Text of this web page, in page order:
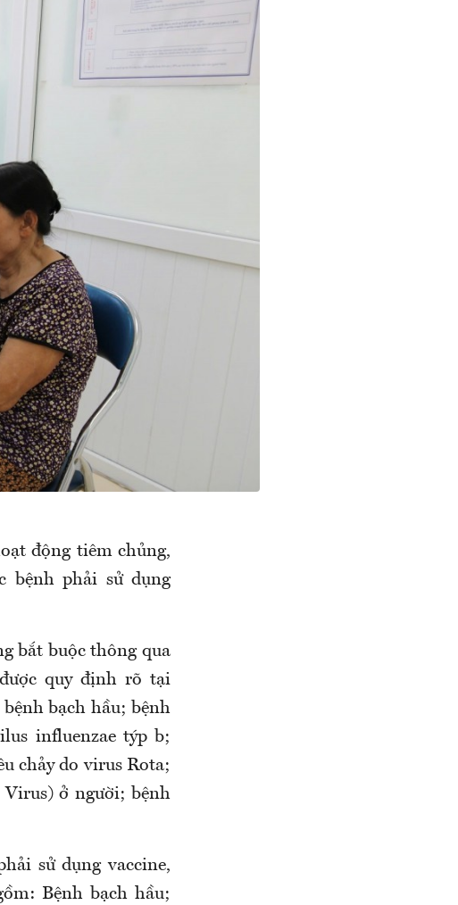
động tiêm chủng,
bệnh phải sử dụng
bắt buộc thông qua
quy định rõ tại
bạch hầu; bệnh
influenzae týp b;
chảy do virus Rota;
ở người; bệnh
sử dụng vaccine,
Bệnh bạch hầu;